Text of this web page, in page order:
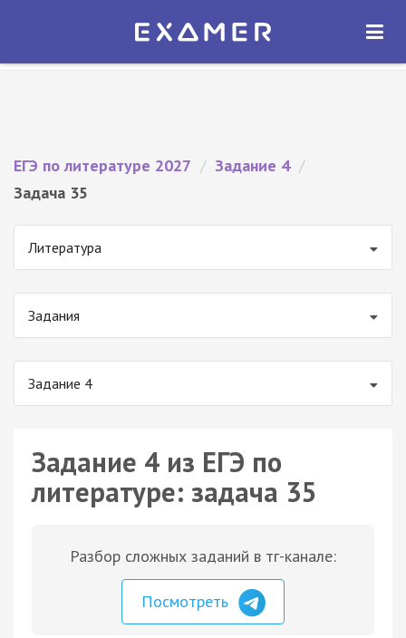
Экзамер — ЕГЭ 2027
ОТКРЫТЬ
ЕГЭ по литературе 2027 / Задание 4 /
Задача 35
Литература
Задания
Задание 4
Задание 4 из ЕГЭ по
литературе: задача 35
Разбор сложных заданий в тг-канале:
Посмотреть